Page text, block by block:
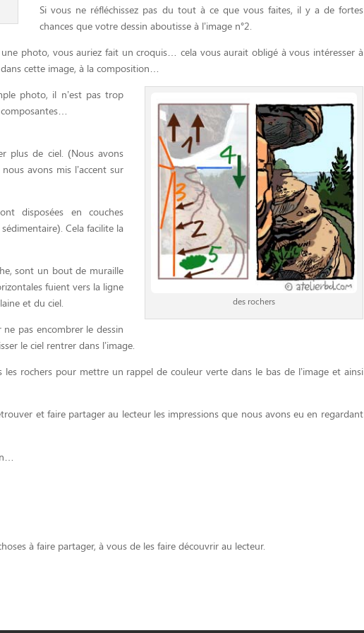
Si vous ne réfléchissez pas du tout à ce que vous faites, il y a de fortes
chances que votre dessin aboutisse à l’image n°2.
une photo, vous auriez fait un croquis… cela vous aurait obligé à vous intéresser à
cette image, à la composition…
des rochers
photo, il n’est pas trop
plus de ciel. (Nous avons
avons mis l’accent sur
disposées en couches
Cela facilite la
sont un bout de muraille
fuient vers la ligne
et du ciel.
pas encombrer le dessin
le ciel rentrer dans l’image.
rochers pour mettre un rappel de couleur verte dans le bas de l’image et ainsi
et faire partager au lecteur les impressions que nous avons eu en regardant
à faire partager, à vous de les faire découvrir au lecteur.